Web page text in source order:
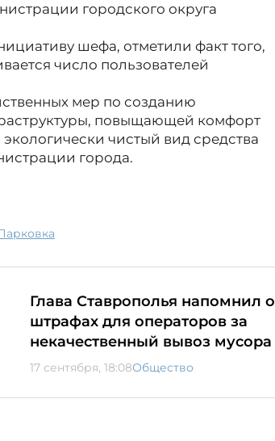
городского округа
шефа, отметили факт того,
число пользователей
мер по созданию
повыщающей комфорт
чистый вид средства
города.
парковка
Глава Ставрополья напомнил о
штрафах для операторов за
некачественный вывоз мусора
17 сентября, 18:08Общество